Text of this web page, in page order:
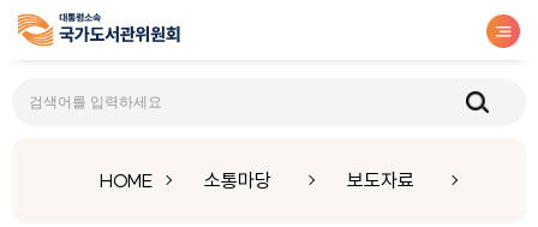
HOME 소통마당 보도자료